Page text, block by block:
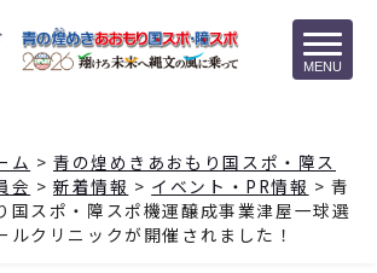
MENU
ム > 青の煌めきあおもり国スポ・障ス
会 > 新着情報 > イベント・PR情報 > 青
国スポ・障スポ機運醸成事業津屋一球選
ルクリニックが開催されました！